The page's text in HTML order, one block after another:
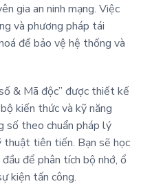
gia an ninh mạng. Việc
và phương pháp tái
để bảo vệ hệ thống và
& Mã độc” được thiết kế
kiến thức và kỹ năng
số theo chuẩn pháp lý
thuật tiên tiến. Bạn sẽ học
để phân tích bộ nhớ, ổ
kiện tấn công.